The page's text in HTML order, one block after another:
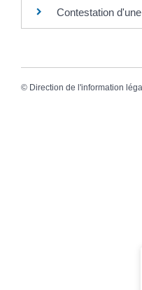
Contestation
© Direction de l'information